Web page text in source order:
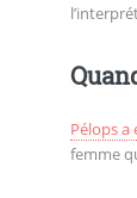
Pélops
femme